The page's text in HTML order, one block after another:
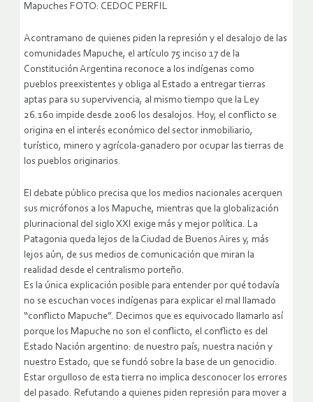
Mapuches FOTO: CEDOC PERFIL
Acontramano de quienes piden la represión y el desalojo de las
comunidades Mapuche, el artículo 75 inciso 17 de la
Constitución Argentina reconoce a los indígenas como
pueblos preexistentes y obliga al Estado a entregar tierras
aptas para su supervivencia, al mismo tiempo que la Ley
26.160 impide desde 2006 los desalojos. Hoy, el conflicto se
origina en el interés económico del sector inmobiliario,
turístico, minero y agrícola-ganadero por ocupar las tierras de
los pueblos originarios.
El debate público precisa que los medios nacionales acerquen
sus micrófonos a los Mapuche, mientras que la globalización
plurinacional del siglo XXI exige más y mejor política. La
Patagonia queda lejos de la Ciudad de Buenos Aires y, más
lejos aún, de sus medios de comunicación que miran la
realidad desde el centralismo porteño.
Es la única explicación posible para entender por qué todavía
no se escuchan voces indígenas para explicar el mal llamado
“conflicto Mapuche”. Decimos que es equivocado llamarlo así
porque los Mapuche no son el conflicto, el conflicto es del
Estado Nación argentino: de nuestro país, nuestra nación y
nuestro Estado, que se fundó sobre la base de un genocidio.
Estar orgulloso de esta tierra no implica desconocer los errores
del pasado. Refutando a quienes piden represión para mover a